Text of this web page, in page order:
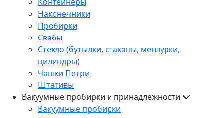
Наконечники
Пробирки
Свабы
Стекло (бутылки, стаканы, мензурки,
цилиндры)
Чашки Петри
Штативы
Вакуумные пробирки и принадлежности
Вакуумные пробирки